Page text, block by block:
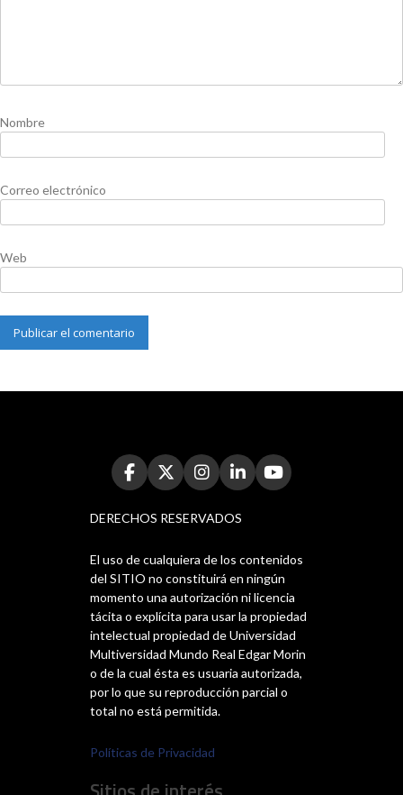
Nombre
Correo electrónico
Web
DERECHOS RESERVADOS
El uso de cualquiera de los contenidos
del SITIO no constituirá en ningún
momento una autorización ni licencia
tácita o explícita para usar la propiedad
intelectual propiedad de Universidad
Multiversidad Mundo Real Edgar Morin
o de la cual ésta es usuaria autorizada,
por lo que su reproducción parcial o
total no está permitida.
Políticas de Privacidad